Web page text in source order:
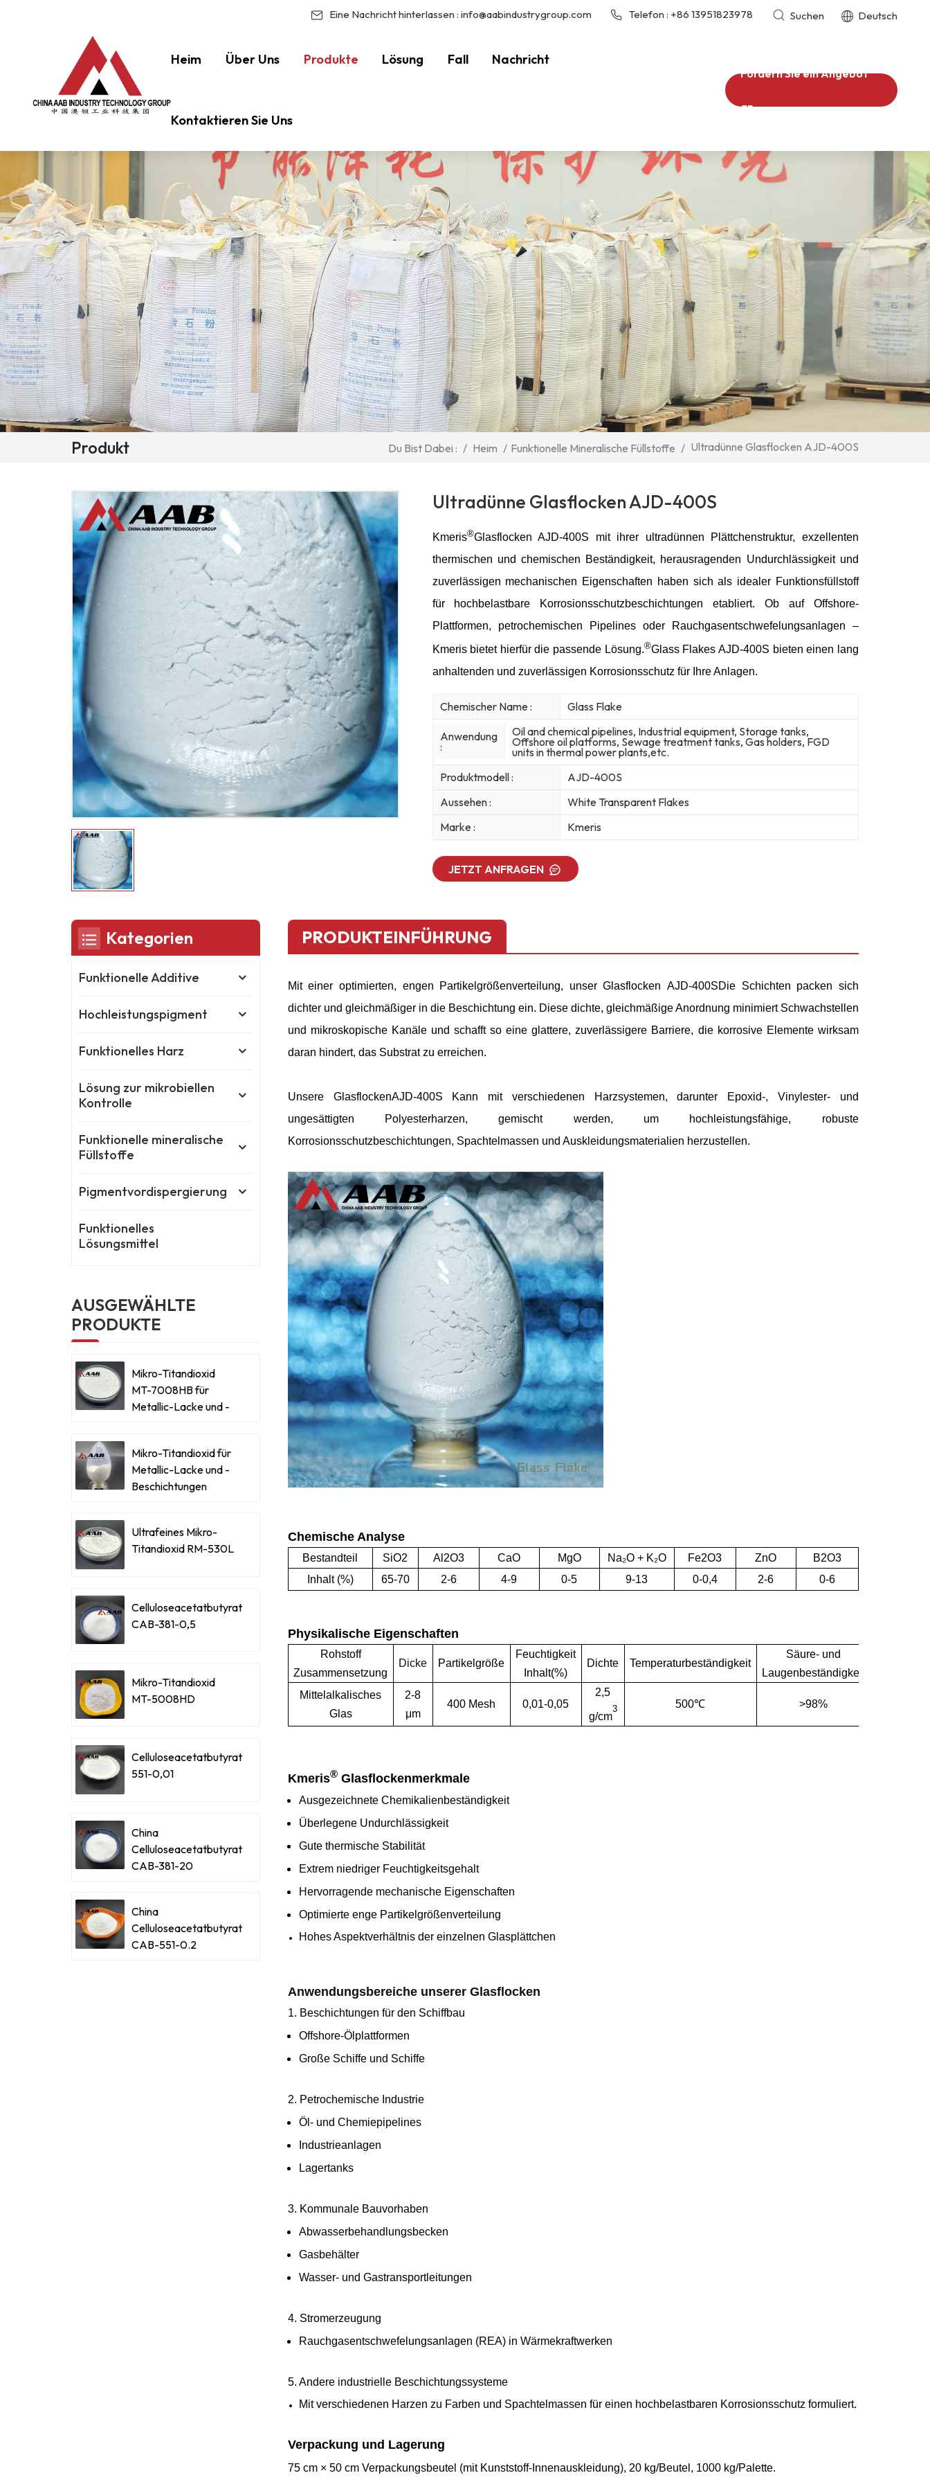
Eine Nachricht hinterlassen : info@aabindustrygroup.com Telefon : +86 13951823978 Suchen Deutsch
Heim Über Uns Produkte Lösung Fall Nachricht
Kontaktieren Sie Uns
Fordern Sie ein Angebot
an
Produkt Du Bist Dabei : / Heim / Funktionelle Mineralische Füllstoffe / Ultradünne Glasflocken AJD-400S
Ultradünne Glasflocken AJD-400S
Kmeris®Glasflocken AJD-400S mit ihrer ultradünnen Plättchenstruktur, exzellenten
thermischen und chemischen Beständigkeit, herausragenden Undurchlässigkeit und
zuverlässigen mechanischen Eigenschaften haben sich als idealer Funktionsfüllstoff
für hochbelastbare Korrosionsschutzbeschichtungen etabliert. Ob auf Offshore-
Plattformen, petrochemischen Pipelines oder Rauchgasentschwefelungsanlagen –
Kmeris bietet hierfür die passende Lösung.®Glass Flakes AJD-400S bieten einen lang
anhaltenden und zuverlässigen Korrosionsschutz für Ihre Anlagen.
Chemischer Name : Glass Flake
Anwendung
:
Oil and chemical pipelines, Industrial equipment, Storage tanks,
Offshore oil platforms, Sewage treatment tanks, Gas holders, FGD
units in thermal power plants,etc.
Produktmodell :
AJD-400S
Aussehen :
White Transparent Flakes
Marke :
Kmeris
JETZT ANFRAGEN
PRODUKTEINFÜHRUNG
Mit einer optimierten, engen Partikelgrößenverteilung, unserGlasflocken AJD-400SDie Schichten packen sich
dichter und gleichmäßiger in die Beschichtung ein. Diese dichte, gleichmäßige Anordnung minimiert Schwachstellen
und mikroskopische Kanäle und schafft so eine glattere, zuverlässigere Barriere, die korrosive Elemente wirksam
daran hindert, das Substrat zu erreichen.
Unsere GlasflockenAJD-400S Kann mit verschiedenen Harzsystemen, darunter Epoxid-, Vinylester- und
ungesättigten Polyesterharzen, gemischt werden, um hochleistungsfähige, robuste
Korrosionsschutzbeschichtungen, Spachtelmassen und Auskleidungsmaterialien herzustellen.
Chemische Analyse
Bestandteil SiO2 Al2O3 CaO MgO Na₂O + K₂O Fe2O3 ZnO
B2O3
Inhalt (%)
65-70 2-6 4-9 0-5 9-13 0-0,4 2-6 0-6
Physikalische Eigenschaften
Rohstoff
Zusammensetzung
Dicke Partikelgröße
Feuchtigkeit
Inhalt(%)
Dichte Temperaturbeständigkeit
Säure- und
Laugenbeständigkeit
Mittelalkalisches
Glas
2-8
μm
400 Mesh 0,01-0,05
2,5
g/cm
3 500℃ >98%
Kmeris®Glasflockenmerkmale
Ausgezeichnete Chemikalienbeständigkeit
Überlegene Undurchlässigkeit
Gute thermische Stabilität
Extrem niedriger Feuchtigkeitsgehalt
Hervorragende mechanische Eigenschaften
Optimierte enge Partikelgrößenverteilung
Hohes Aspektverhältnis der einzelnen Glasplättchen
Anwendungsbereiche unserer Glasflocken
1. Beschichtungen für den Schiffbau
Offshore-Ölplattformen
Große Schiffe und Schiffe
2. Petrochemische Industrie
Öl- und Chemiepipelines
Industrieanlagen
Lagertanks
3. Kommunale Bauvorhaben
Abwasserbehandlungsbecken
Gasbehälter
Wasser- und Gastransportleitungen
4. Stromerzeugung
Rauchgasentschwefelungsanlagen (REA) in Wärmekraftwerken
5. Andere industrielle Beschichtungssysteme
Mit verschiedenen Harzen zu Farben und Spachtelmassen für einen hochbelastbaren Korrosionsschutz formuliert.
Verpackung und Lagerung
75 cm × 50 cm Verpackungsbeutel (mit Kunststoff-Innenauskleidung), 20 kg/Beutel, 1000 kg/Palette.
Kategorien
Funktionelle Additive
Hochleistungspigment
Funktionelles Harz
Lösung zur mikrobiellen
Kontrolle
Funktionelle mineralische
Füllstoffe
Pigmentvordispergierung
Funktionelles
Lösungsmittel
AUSGEWÄHLTE
PRODUKTE
Mikro-Titandioxid
MT-7008HB für
Metallic-Lacke und -
Mikro-Titandioxid für
Metallic-Lacke und -
Beschichtungen
Ultrafeines Mikro-
Titandioxid RM-530L
Celluloseacetatbutyrat
CAB-381-0,5
Mikro-Titandioxid
MT-5008HD
Celluloseacetatbutyrat
551-0,01
China
Celluloseacetatbutyrat
CAB-381-20
China
Celluloseacetatbutyrat
CAB-551-0.2